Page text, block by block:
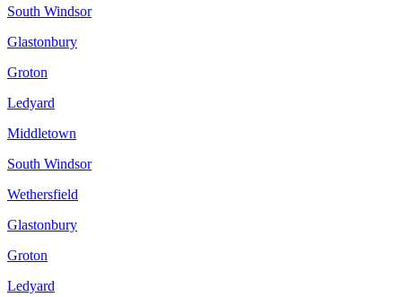
South Windsor
Glastonbury
Groton
Ledyard
Middletown
South Windsor
Wethersfield
Glastonbury
Groton
Ledyard